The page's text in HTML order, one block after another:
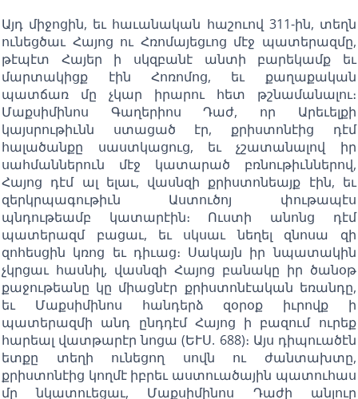
Այդ միջոցին, եւ հաւանական հաշուով 311-ին, տեղն
ունեցծաւ Հայոց ու Հռոմայեցւոց մէջ պատերազմը,
թէպէտ Հայեր ի սկզբանէ անտի բարեկամք եւ
մարտակիցք էին Հոռոմոց, եւ քաղաքական
պատճառ մը չկար իրարու հետ թշնամանալու։
Մաքսիմինոս Գաղերիոս Դաժ, որ Արեւելքի
կայսրութիւնն ստացած էր, քրիստոնէից դէմ
հալածանքը սաստկացուց, եւ չշատանալով իր
սահմաններուն մէջ կատարած բռնութիւններով,
Հայոց դէմ ալ ելաւ, վասնզի քրիստոնեայք էին, եւ
զերկրպագութիւն Աստուծոյ փութապէս
պնդութեամբ կատարէին։ Ուստի անոնց դէմ
պատերազմ բացաւ, եւ սկսաւ նեղել զնոսա զի
զոհեսցին կռոց եւ դիւաց։ Սակայն իր նպատակին
չկրցաւ հասնիլ, վասնզի Հայոց բանակը իր ծանօթ
քաջութեանը կը միացնէր քրիստոնէական եռանդը,
եւ Մաքսիմինոս հանդերձ զօրօք իւրովք ի
պատերազմի անդ ընդդէմ Հայոց ի բազում ուրեք
հարեալ վատթարէր նոցա (ԵՒՍ. 688)։ Այս դիպուածէն
ետքը տեղի ունեցող սովն ու ժանտախտը,
քրիստոնէից կողմէ իբրեւ աստուածային պատուհաս
մը նկատուեցաւ, Մաքսիմինոս Դաժի անլուր